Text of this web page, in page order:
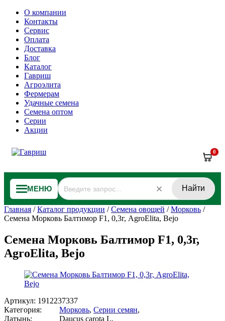
О компании
Контакты
Сервис
Оплата
Доставка
Блог
Каталог
Гавриш
Агроэлита
Фермерам
Удачные семена
Семена оптом
Серии
Акции
0
МЕНЮ Найти
Главная /Каталог продукции /Семена овощей /Морковь /
Семена Морковь Балтимор F1, 0,3г, AgroElita, Bejo
Семена Морковь Балтимор F1, 0,3г,
AgroElita, Bejo
Артикул: 1912237337
Категория:
Морковь, Серии семян,
Латынь:
Daucus carota L.